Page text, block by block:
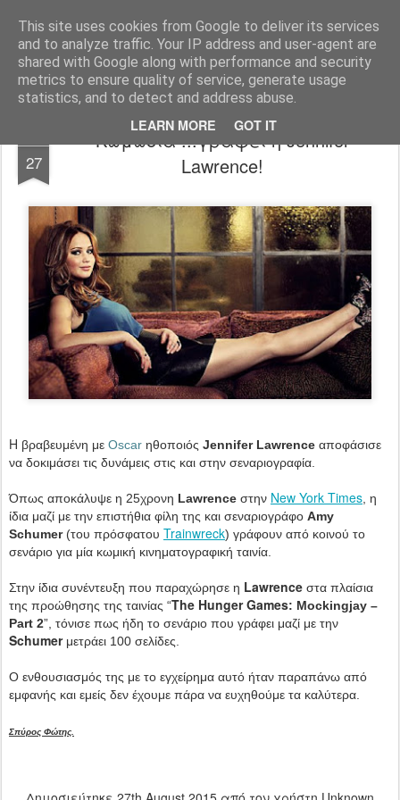
This site uses cookies from Google to deliver its services
and to analyze traffic. Your IP address and user-agent are
shared with Google along with performance and security
metrics to ensure quality of service, generate usage
statistics, and to detect and address abuse.
LEARN MORE GOT IT
FilmBoy
27
Κωμωδία ...γράφει η Jennifer
Lawrence!
H βραβευμένη με Oscar ηθοποιός Jennifer Lawrence αποφάσισε
να δοκιμάσει τις δυνάμεις στις και στην σεναριογραφία.
Όπως αποκάλυψε η 25χρονη Lawrence στην New York Times , η
ίδια μαζί με την επιστήθια φίλη της και σεναριογράφο Amy
Schumer(του πρόσφατου Trainwreck) γράφουν από κοινού το
σενάριο για μία κωμική κινηματογραφική ταινία.
Στην ίδια συνέντευξη που παραχώρησε η Lawrence στα πλαίσια
της προώθησης της ταινίας “The Hunger Games: Mockingjay –
Part 2”, τόνισε πως ήδη το σενάριο που γράφει μαζί με την
Schumer μετράει 100 σελίδες.
Ο ενθουσιασμός της με το εγχείρημα αυτό ήταν παραπάνω από
εμφανής και εμείς δεν έχουμε πάρα να ευχηθούμε τα καλύτερα.
Σπύρος Φώτης.